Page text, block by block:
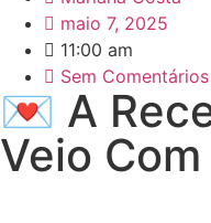
maio 7, 2025
11:00 am
Sem Comentários
💌 A
Veio